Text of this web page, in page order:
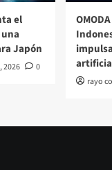
el
Japón
2026 0
rayo